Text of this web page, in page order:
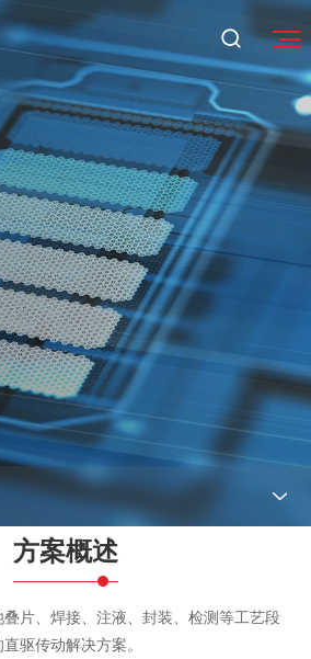
方案概述
片、焊接、注液、封装、检测等工艺段
直驱传动解决方案。